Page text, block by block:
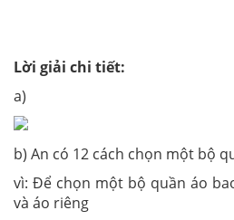
Lời giải chi tiết:
a)
b) An có 12 cách chọn một bộ
vì: Để chọn một bộ quần áo
và áo riêng